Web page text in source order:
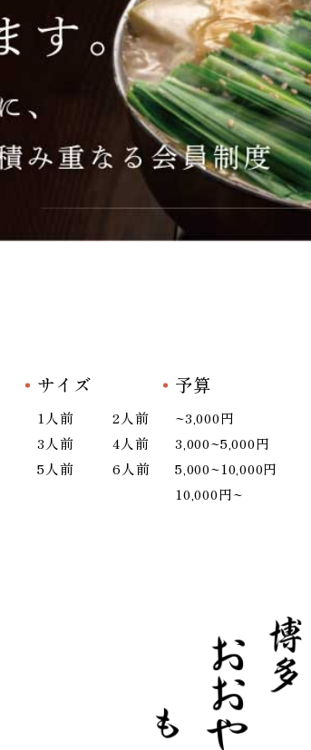
サイズ
1人前
2人前
3人前
4人前
5人前
6人前
予算
~3,000円
3,000~5,000円
5,000~10,000円
10,000円~